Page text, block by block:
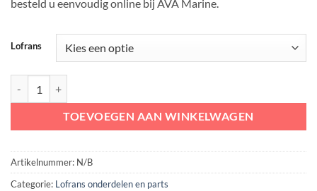
besteld u eenvoudig online bij AVA Marine.
Lofrans
TOEVOEGEN AAN WINKELWAGEN
Artikelnummer: N/B
Categorie: Lofrans onderdelen en parts